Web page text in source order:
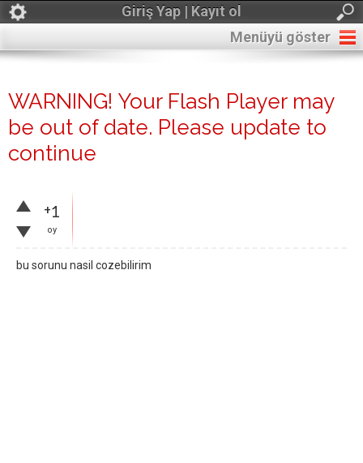
Giriş Yap | Kayıt ol
Menüyü göster
WARNING! Your Flash Player may
be out of date. Please update to
continue
+1
oy
bu sorunu nasil cozebilirim